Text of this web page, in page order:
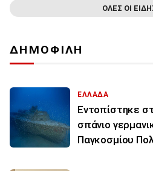
ΟΛΕΣ ΟΙ
ΔΗΜΟΦΙΛΗ
ΕΛΛΑΔΑ
Εντοπίστηκε
σπάνιο
Παγκοσμίου